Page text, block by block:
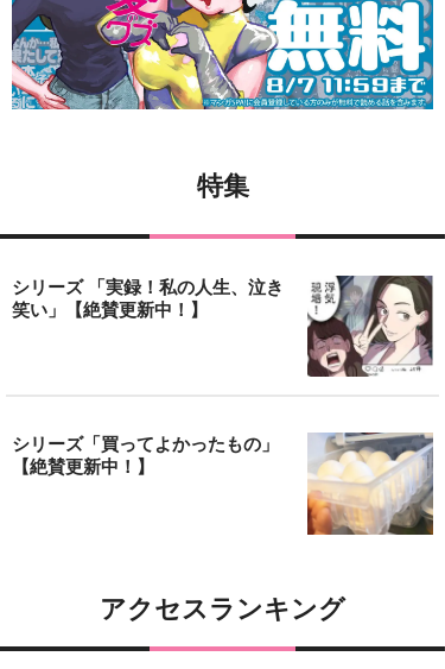
特集
シリーズ 「実録！私の人生、泣き
笑い」【絶賛更新中！】
シリーズ「買ってよかったもの」
【絶賛更新中！】
アクセスランキング